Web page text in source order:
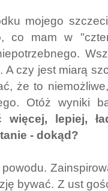
mojego
co mam w
A czy jest miarą
że to
Otóż wyniki
więcej, lepiej,
- dokąd?
bywać. Z ust